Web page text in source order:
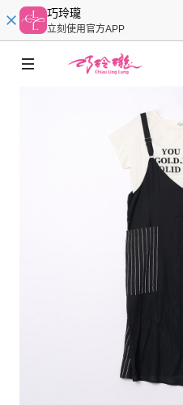
巧玲瓏
立刻使用官方APP